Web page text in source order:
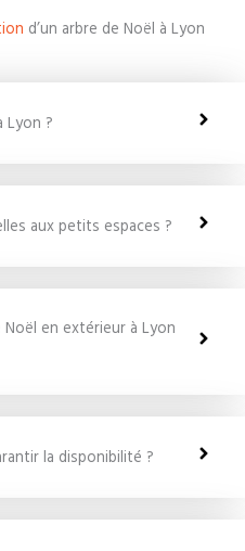
d’un arbre de Noël à Lyon
Lyon ?
aux petits espaces ?
en extérieur à Lyon
la disponibilité ?